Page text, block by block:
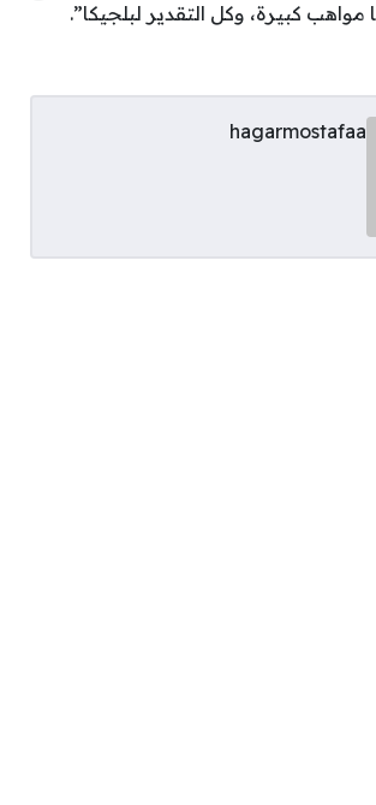
مواهب كبيرة، وكل التقدير لبلجيكا”.
hagarmostafaa